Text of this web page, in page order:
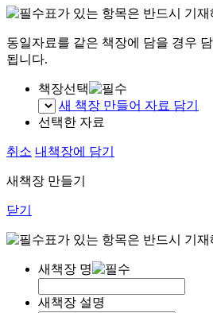
표가 있는 항목은 반드시 기
동일자료를 같은 책장에 담을 경우
됩니다.
책장선택
새 책장 만들어 자료 담기
선택한 자료
취소 내책장에 담기
새책장 만들기
닫기
표가 있는 항목은 반드시 기
새책장 명
새책장 설명